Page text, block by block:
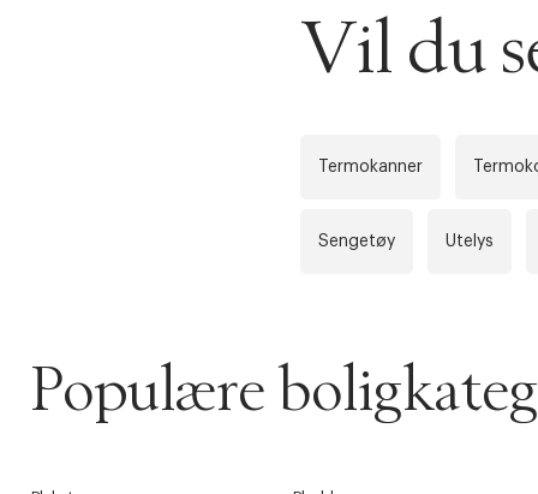
Vil du
Termokanner
Sengetøy Utelys
Populære
Gratis
LA OSS VISE
videoen.
DESSVERRE